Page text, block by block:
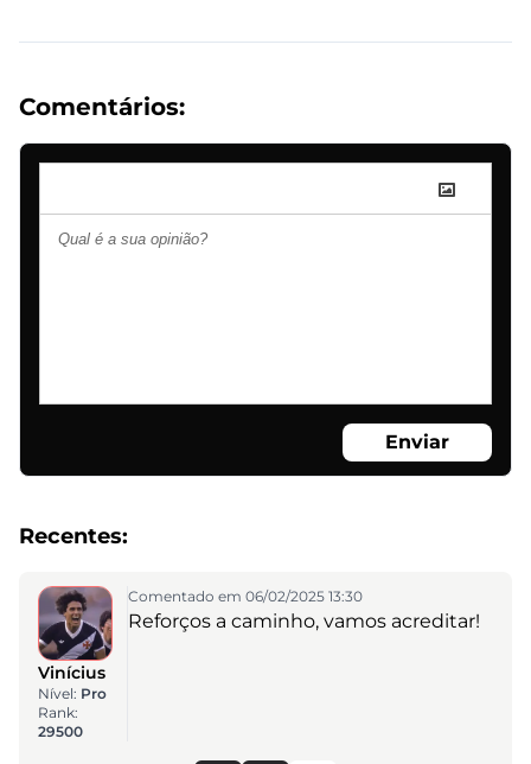
Comentários:
Enviar
Recentes:
Vinícius
Nível: Pro
Rank:
29500
Comentado em 06/02/2025 13:30
Reforços a caminho, vamos acreditar!